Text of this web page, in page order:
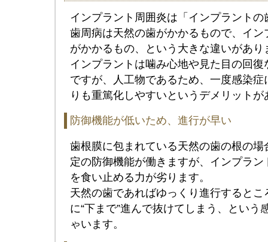
インプラント周囲炎は「インプラント
歯周病は天然の歯がかかるもので、イ
がかかるもの、という大きな違いがあり
インプラントは噛み心地や見た目の回
ですが、人工物であるため、一度感染
りも重篤化しやすいというデメリットが
防御機能が低いため、進行が早い
歯根膜に包まれている天然の歯の根の
定の防御機能が働きますが、インプラ
を食い止める力が劣ります。
天然の歯であればゆっくり進行すると
に“下まで”進んで抜けてしまう、とい
ゃいます。